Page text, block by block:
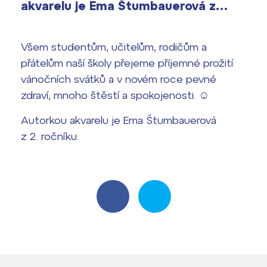
2026/2027
Maturitní zkoušky
Europass
FOCUSing
ČAG studentský
vyhledávání
Bakaláři
Office 365
akvarelu je Ema Štumbauerová z…
Všem studentům, učitelům, rodičům a
přátelům naší školy přejeme příjemné prožití
vánočních svátků a v novém roce pevné
zdraví, mnoho štěstí a spokojenosti. ☺️
Autorkou akvarelu je Ema Štumbauerová
z 2. ročníku.